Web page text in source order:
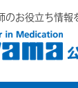
のお役立ち情報